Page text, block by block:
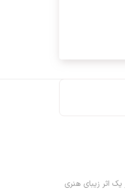
اثر زیبای هنری